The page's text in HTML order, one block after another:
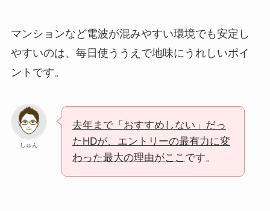
マンションなど電波が混みやすい環境でも安定し
やすいのは、毎日使ううえで地味にうれしいポイ
ントです。
しゅん
去年まで「おすすめしない」だっ
たHDが、エントリーの最有力に変
わった最大の理由がここ です。